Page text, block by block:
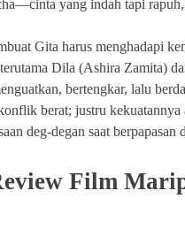
yang indah tapi
Gita harus menghadapi
Dila (Ashira Zamita)
bertengkar, lalu
berat; justru kekuatannya
deg-degan saat berpapasan
Film